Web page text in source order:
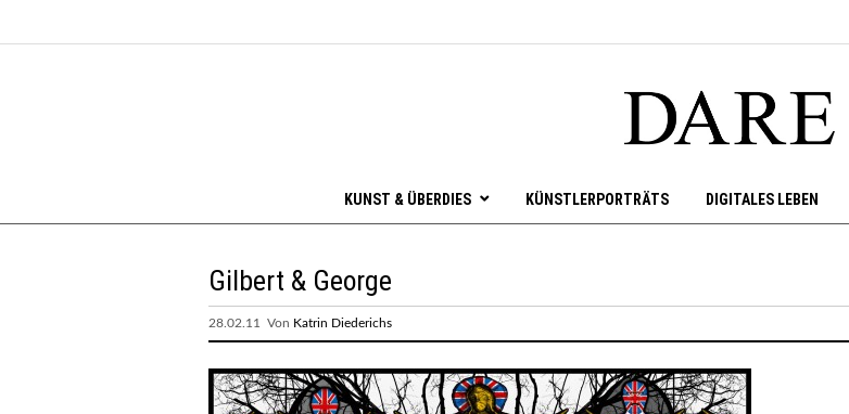
KUNST & ÜBERDIES KÜNSTLERPORTRÄTS DIGITALES LEBEN
Gilbert & George
28.02.11 Von Katrin Diederichs